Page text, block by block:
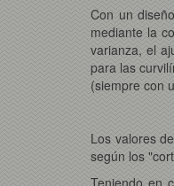
Con un
mediante la
varianza, el
para las
(siempre con
Los valores
según los
Teniendo en